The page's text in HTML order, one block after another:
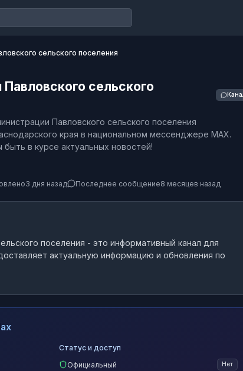
сельского поселения
сельского
Павловского сельского поселения
края в национальном мессенджере MAX.
в курсе актуальных новостей!
3 дня назад Последнее сообщение8 месяцев назад
поселения - это информативный канал для
актуальную информацию и обновления по
Статус и доступ
Официальный
Нет